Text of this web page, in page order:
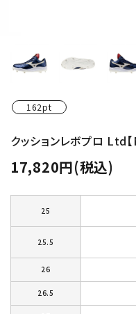
162pt
クッションレボプロ Ltd
17,820円(税込)
25
25.5
26
26.5